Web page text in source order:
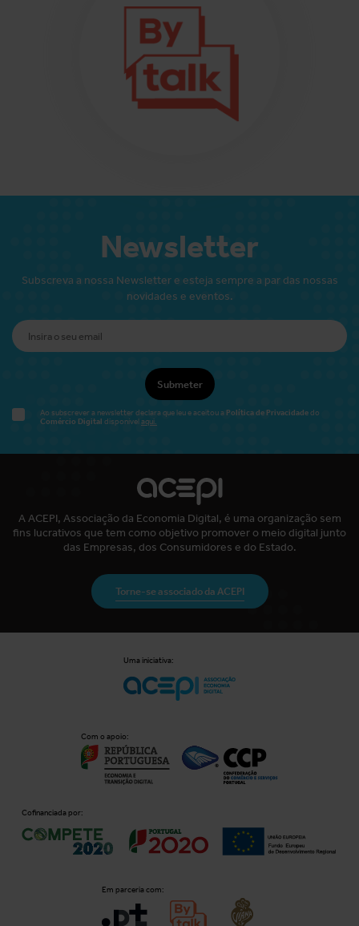
Newsletter
Subscreva a nossa Newsletter e esteja sempre a par das nossas
novidades e eventos.
Submeter
Ao subscrever a newsletter declara que leu e aceitou a Política de Privacidadedo
Comércio Digital disponível aqui.
A ACEPI, Associação da Economia Digital, é uma organização sem
fins lucrativos que tem como objetivo promover o meio digital junto
das Empresas, dos Consumidores e do Estado.
Torne-se associado da ACEPI
Uma iniciativa:
Com o apoio:
Cofinanciada por:
Em parceria com: